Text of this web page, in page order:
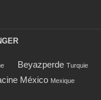
Beyazperde Turquie
México Mexique